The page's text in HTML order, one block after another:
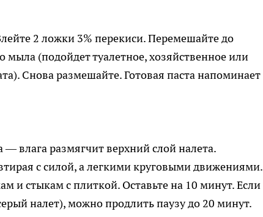
2 ложки 3% перекиси. Перемешайте до
(подойдет туалетное, хозяйственное или
Снова размешайте. Готовая паста напоминает
влага размягчит верхний слой налета.
с силой, а легкими круговыми движениями.
и стыкам с плиткой. Оставьте на 10 минут. Если
налет), можно продлить паузу до 20 минут.